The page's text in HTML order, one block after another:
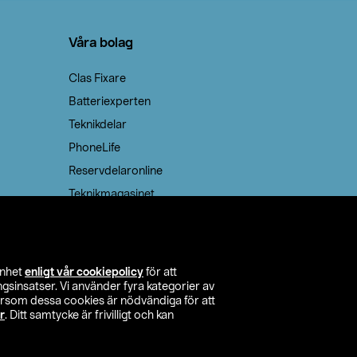
enligt vår cookiepolicy för att
Vi använder fyra kategorier av
dessa cookies är nödvändiga för att
. Ditt samtycke är frivilligt och kan
Våra bolag
Clas Fixare
Batteriexperten
Teknikdelar
PhoneLife
Reservdelaronline
Teknikmagasinet